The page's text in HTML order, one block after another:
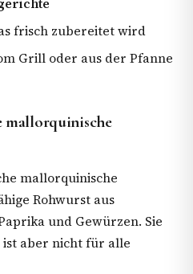
frisch zubereitet wird
Grill oder aus der Pfanne
mallorquinische
mallorquinische
Rohwurst aus
und Gewürzen. Sie
aber nicht für alle